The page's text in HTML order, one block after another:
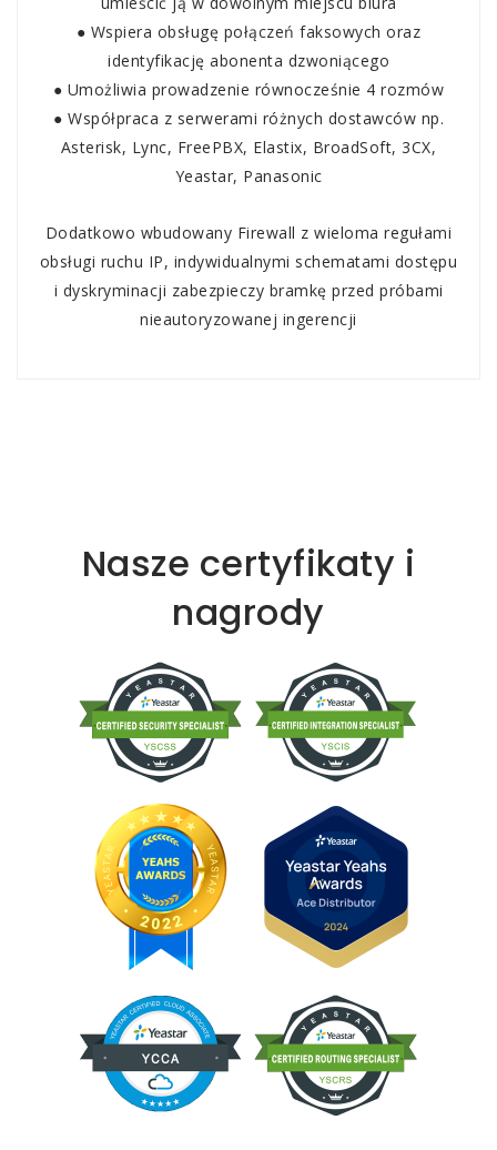
● Wspiera obsługę połączeń faksowych oraz
identyfikację abonenta dzwoniącego
● Umożliwia prowadzenie równocześnie 4 rozmów
● Współpraca z serwerami różnych dostawców np.
Asterisk, Lync, FreePBX, Elastix, BroadSoft, 3CX,
Yeastar, Panasonic
Dodatkowo wbudowany Firewall z wieloma regułami
obsługi ruchu IP, indywidualnymi schematami dostępu
i dyskryminacji zabezpieczy bramkę przed próbami
nieautoryzowanej ingerencji
Nasze certyfikaty i
nagrody